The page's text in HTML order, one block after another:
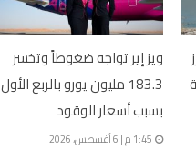
ويز إير تواجه ضغوطاً وتخسر
183.3 مليون يورو بالربع الأول
بسبب أسعار الوقود
1:45 م | 6 أغسطس، 2026